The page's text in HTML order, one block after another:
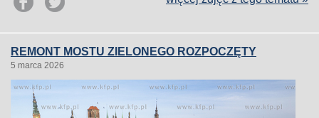
REMONT MOSTU ZIELONEGO ROZPOCZĘTY
5 marca 2026